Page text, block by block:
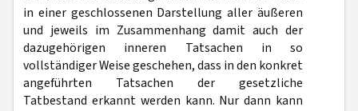
in einer geschlossenen Darstellung aller äußeren
und jeweils im Zusammenhang damit auch der
dazugehörigen inneren Tatsachen in so
vollständiger Weise geschehen, dass in den konkret
angeführten Tatsachen der gesetzliche
Tatbestand erkannt werden kann. Nur dann kann